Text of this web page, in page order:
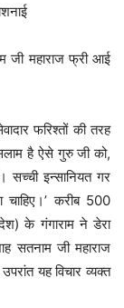
जी महाराज फ्री आई
फरिश्तों की तरह
है ऐसे गुरु जी को,
सच्ची इन्सानियत गर
करीब 500
के गंगाराम ने डेरा
सतनाम जी महाराज
यह विचार व्यक्त